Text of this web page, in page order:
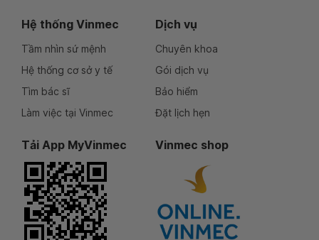
Hệ thống Vinmec
Tầm nhìn sứ mệnh
Hệ thống cơ sở y tế
Tìm bác sĩ
Làm việc tại Vinmec
Dịch vụ
Chuyên khoa
Gói dịch vụ
Bảo hiểm
Đặt lịch hẹn
Tải App MyVinmec Vinmec shop